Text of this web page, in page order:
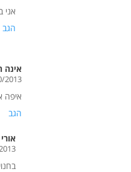
הגב
אינה
15/10/2013
איפה
הגב
אורי
16/10/